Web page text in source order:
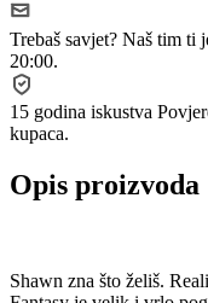
Trebaš savjet? Naš tim ti
20:00.
15 godina iskustva
kupaca.
Opis proizvoda
Shawn zna što želiš.